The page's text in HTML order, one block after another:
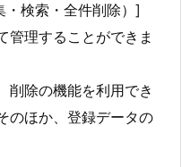
検索・全件削除）]
管理することができま
削除の機能を利用でき
のほか、登録データの